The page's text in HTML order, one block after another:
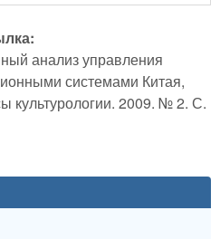
анализ управления
системами Китая,
культурологии. 2009. № 2. С.